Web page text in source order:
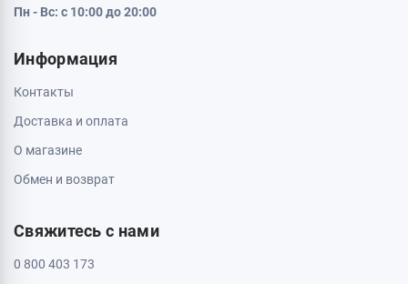
Пн - Вс: с 10:00 до 20:00
Информация
Контакты
Доставка и оплата
О магазине
Обмен и возврат
Свяжитесь с нами
0 800 403 173